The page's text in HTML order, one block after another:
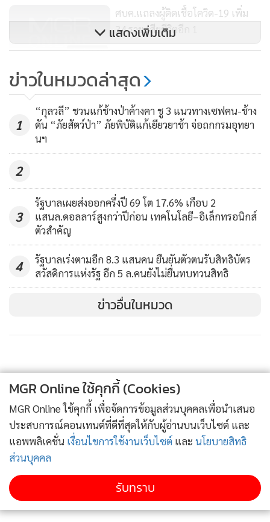
นพ.ทวีศิลป์กล่าวว่า วันนี้มีผู้ป่วยหนัก 48 ราย อยู่ในโรงพยาบาล
รัฐ 37 ราย เอกชน 11 ราย ค่าใช้จ่ายที่รัฐต้องใช้กับผู้ป่วยอาการ
หนักอยู่ที่รายละ 1 ล้านบาท เราจึงขอให้ประชาชนทุกคนรักษา
นั้น ตอนนี้ยืนยันว่ายังมีเพียงพอทั่วทุกภาค แต่ถ้าเราป่วยเหมือน
สหรัฐอเมริกาและอังกฤษไม่เพียงพอแน่นอน วันนี้เราจึงต้องดูแล
กันอย่างดี ส่วนที่มีวิพากษ์วิจารณ์ว่าการเดินทางไปตรวจโค
วิด-19 มีกระบวนการขั้นตอนที่ใช้เวลานานนั้น เพราะโรคนี้เป็น
เรื่องนี้ ทราบว่ามีบุคลากรทางการแพทย์ก็บ่นเหมือนกันผ่านโซ
ช่วยกัน หากไปพูดในโซเชียลมีเดียเราอาจไม่ได้ฟังกัน และการก
รอกข้อมูลต่างๆ ส่วนหนึ่งเพื่อนำไปเป็นเรื่องเบิกจ่าย เราต้อง
ทำให้ถูกต้อง ไม่เช่นนั้น จะถูกตรวจสอบภายหลัง แต่ขณะนี้มีการ
พัฒนาใช้ระบบโค้ดอัตโนมัติ ทำให้กระบวนการรวดเร็วมากขึ้น
ทั้งนี้ ข้อมูลการตรวจโรคตั้งแต่เดือน ก.พ. - 3 เม.ย. ตรวจไปแล้ว
84,008 ตัวอย่าง และจากวันที่ 4-10 เม.ย.ตรวจไปแล้ว 16,490
ตัวอย่าง ทำให้มีการตรวจไปแล้ว 100,498 ตัวอย่าง โดยเราจะ
เคอร์ฟิว คืนวันที่ 13 เม.ย.ต่อเนื่องเช้าวันที่ 14 เม.ย. มีผู้ออกนอก
เคหสถาน 806 คน น้อยลงกว่าคืนก่อน 14 ราย มีการรวมกลุ่ม
ชุมนุม มั่วสุม 155 ราย มากกว่าคืนก่อน 20 ราย พบว่า ผู้ชุมนุม
มั่วสุม ส่วนใหญ่จะตั้งวงพนัน ดื่มสุรา และเสพยาติด ถือเป็นเรื่อง
ที่ผิดจริยธรรมและเสียสุขภาพ ขอให้บุคคลในครอบครัวช่วยกัน
เตือน
เมื่อถามถึงมาตรการคัดกรองคนไทยเข้าประเทศ ข้อกำหนดเรื่อง
เอกสารต่างๆ และการระงับอากาศยานเข้าประเทศชั่วคราว จะ
6,840
ศบค.แถลงผู้ติดเชื้อโควิด-19 เพิ่ม
34 ราย เสียชีวิตอีก 1
997
ออกเกณฑ์ใหม่ ให้ยาฟาวิพิราเวียร์ ผู้
ป่วยโควิดปอดบวมทั้งหมด ไม่ต้องรอ
รุนแรง ใส่หน้ากากนานๆ ไม่ทำเลือด
เป็นกรด
แสดงเพิ่มเติม
ข่าวในหมวดล่าสุด
1
“กุลวลี” ชวนแก้ช้างป่าค้างคา ชู 3 แนวทางเซฟคน-ช้าง
ดัน “ภัยสัตว์ป่า” ภัยพิบัติแก้เยียวยาช้า จ่อถกกรมอุทยา
นฯ
2
3
รัฐบาลเผยส่งออกครึ่งปี 69 โต 17.6% เกือบ 2
แสนล.ดอลลาร์สูงกว่าปีก่อน เทคโนโลยี–อิเล็กทรอนิกส์
ตัวสำคัญ
4
รัฐบาลเร่งตามอีก 8.3 แสนคน ยืนยันตัวตนรับสิทธิบัตร
สวัสดิการแห่งรัฐ อีก 5 ล.คนยังไม่ยื่นทบทวนสิทธิ
ข่าวอื่นในหมวด
MGR Online ใช้คุกกี้ (Cookies)
MGR Online ใช้คุกกี้ เพื่อจัดการข้อมูลส่วนบุคคลเพื่อนำเสนอ
ประสบการณ์คอนเทนต์ที่ดีที่สุดให้กับผู้อ่านบนเว็บไซต์ และ
แอพพลิเคชั่น เงื่อนไขการใช้งานเว็บไซต์ และ นโยบายสิทธิ
ส่วนบุคคล
รับทราบ